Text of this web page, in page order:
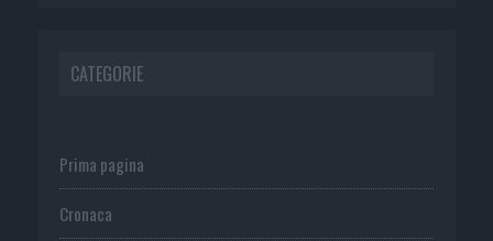
CATEGORIE
Prima pagina
Cronaca